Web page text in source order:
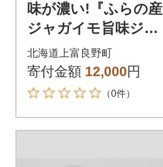
味が濃い!『ふらの産
ジャガイモ旨味ジャ
ガイモ とうや』ML
サイズ 約10kg
北海道上富良野町
寄付金額 12,000円
（0件）